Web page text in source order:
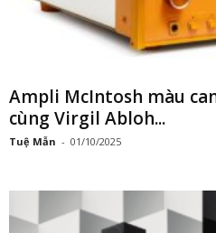
Ampli McIntosh màu
cùng Virgil Abloh...
Tuệ Mẫn - 01/10/2025